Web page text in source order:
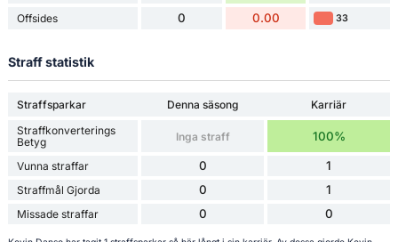
Offsides 0 0.00 33
Straff statistik
Straffsparkar Denna säsong
Karriär
Straffkonverterings
Betyg
Inga straff 100%
Vunna straffar 0 1
Straffmål Gjorda 0 1
Missade straffar 0 0